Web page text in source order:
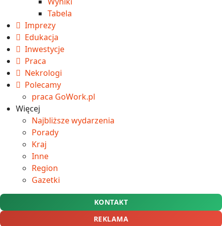
Tabela
Imprezy
Edukacja
Inwestycje
Praca
Nekrologi
Polecamy
praca GoWork.pl
Więcej
Najbliższe wydarzenia
Porady
Kraj
Inne
Region
Gazetki
KONTAKT
REKLAMA